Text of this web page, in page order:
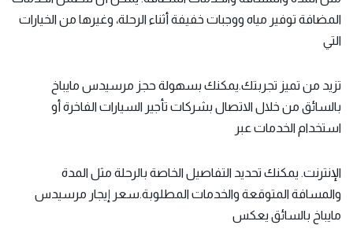
المضافة توفير مياه ووجبات خفيفة أثناء الرحلة، وغيرها من الخيارات
التي
تزيد من تميز تجربتك.يمكنك بسهولة حجز مرسيدس مايباخ
بالسائق من خلال الاتصال بشركات تأجير السيارات الفاخرة أو
استخدام الخدمات عبر
الإنترنت. يمكنك تحديد التفاصيل الخاصة بالرحلة مثل المدة
والمسافة المتوقعة والخدمات المطلوبة.سعر إيجار مرسيدس
مايباخ بالسائق يعكس